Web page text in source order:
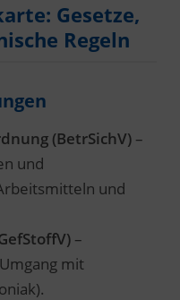
Gesetze,
Regeln
(BetrSichV) –
und
und
–
mit